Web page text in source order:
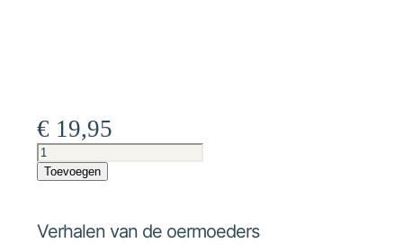
€ 19,95
Verhalen
van
de
Toevoegen
Verhalen van de oermoeders